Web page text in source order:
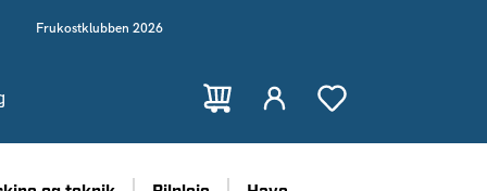
Frukostklubben 2026